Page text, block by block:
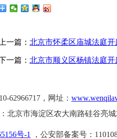
上一篇： 北京市怀柔区庙城法庭开
一篇： 北京市顺义区杨镇法庭开
10-62966717， 网址：
：北京市海淀区农大南路硅谷亮
号-1 ，公安部备案号：